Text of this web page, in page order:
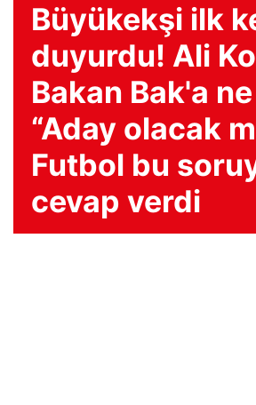
Büyükekşi ilk
duyurdu! Ali
Bakan Bak'a
“Aday olacak
Futbol bu
cevap verdi